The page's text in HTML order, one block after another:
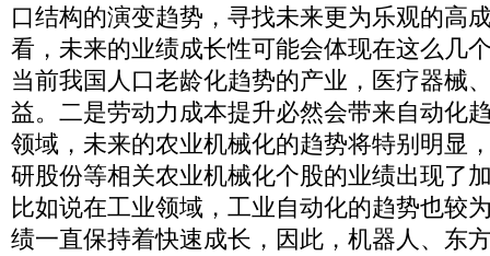
口结构的演变趋势，寻找未来更为乐观的高
看，未来的业绩成长性可能会体现在这么几
当前我国人口老龄化趋势的产业，医疗器械
益。二是劳动力成本提升必然会带来自动化
领域，未来的农业机械化的趋势将特别明显
研股份等相关农业机械化个股的业绩出现了
比如说在工业领域，工业自动化的趋势也较
绩一直保持着快速成长，因此，机器人、东